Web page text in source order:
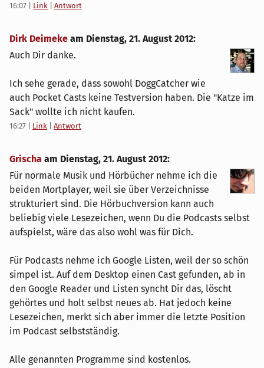
16:07 Link Antwort
Dirk Deimeke am Dienstag, 21. August 2012:
Auch Dir danke.
Ich sehe gerade, dass sowohl DoggCatcher wie
auch Pocket Casts keine Testversion haben. Die "Katze im
Sack" wollte ich nicht kaufen.
16:27 Link Antwort
Grischa am Dienstag, 21. August 2012:
Für normale Musik und Hörbücher nehme ich die
beiden Mortplayer, weil sie über Verzeichnisse
strukturiert sind. Die Hörbuchversion kann auch
beliebig viele Lesezeichen, wenn Du die Podcasts selbst
aufspielst, wäre das also wohl was für Dich.
Für Podcasts nehme ich Google Listen, weil der so schön
simpel ist. Auf dem Desktop einen Cast gefunden, ab in
den Google Reader und Listen syncht Dir das, löscht
gehörtes und holt selbst neues ab. Hat jedoch keine
Lesezeichen, merkt sich aber immer die letzte Position
im Podcast selbstständig.
Alle genannten Programme sind kostenlos.